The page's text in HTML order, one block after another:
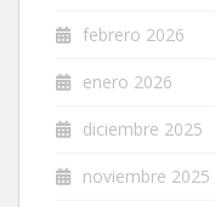
febrero 2026
enero 2026
diciembre 2025
noviembre 2025